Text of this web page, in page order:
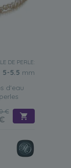
DE PERLE:
5-5.5 mm
d'eau
€